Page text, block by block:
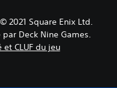
© 2021 Square Enix Ltd.
Deck Nine Games.
CLUF du jeu